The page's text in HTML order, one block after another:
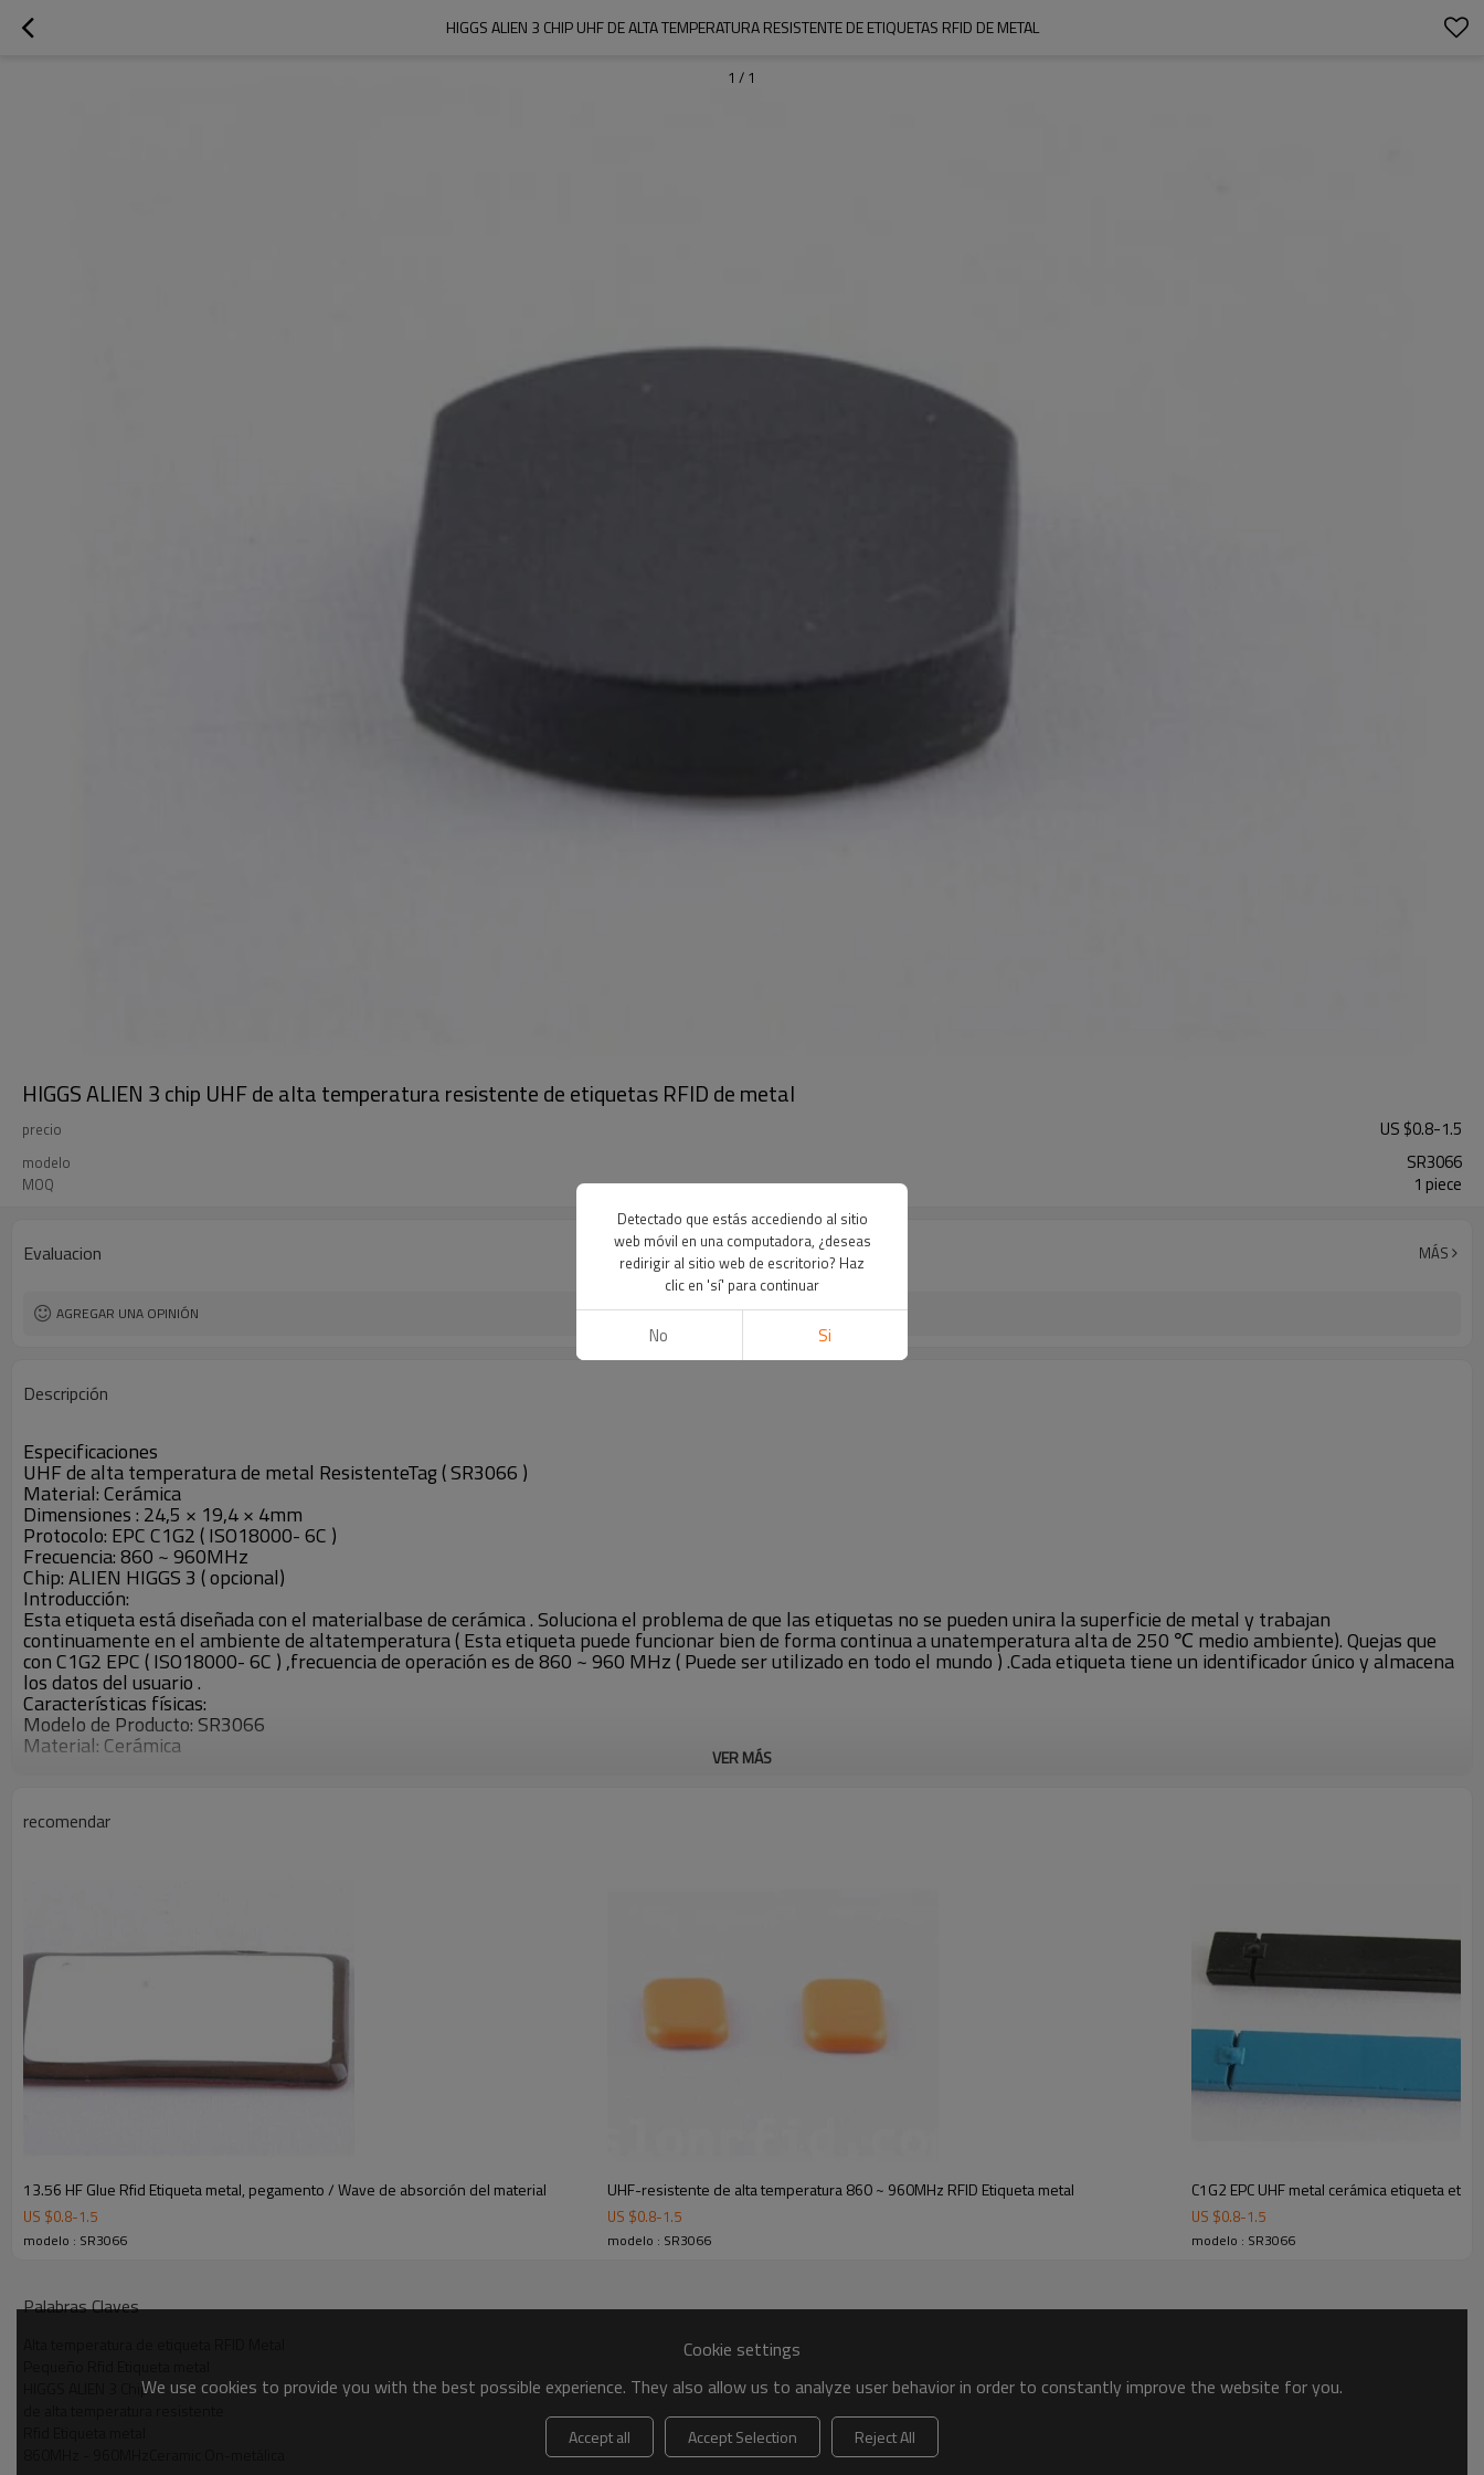
HIGGS ALIEN 3 CHIP UHF DE ALTA TEMPERATURA RESISTENTE DE ETIQUETAS RFID DE METAL
1 / 1
HIGGS ALIEN 3 chip UHF de alta temperatura resistente de etiquetas RFID de metal
precio US $0.8-1.5
modelo SR3066
MOQ 1 piece
Evaluacion MÁS
AGREGAR UNA OPINIÓN
Descripción
Especificaciones
UHF de alta temperatura de metal ResistenteTag ( SR3066 )
Material: Cerámica
Dimensiones : 24,5 × 19,4 × 4mm
Protocolo: EPC C1G2 ( ISO18000- 6C )
Frecuencia: 860 ~ 960MHz
Chip: ALIEN HIGGS 3 ( opcional)
Introducción:
Esta etiqueta está diseñada con el materialbase de cerámica . Soluciona el problema de que las etiquetas no se pueden unira la superficie de metal y trabajan
continuamente en el ambiente de altatemperatura ( Esta etiqueta puede funcionar bien de forma continua a unatemperatura alta de 250 ℃ medio ambiente). Quejas que
con C1G2 EPC ( ISO18000- 6C ) ,frecuencia de operación es de 860 ~ 960 MHz ( Puede ser utilizado en todo el mundo ) .Cada etiqueta tiene un identificador único y almacena
los datos del usuario .
Características físicas:
Modelo de Producto: SR3066
Material: Cerámica
Color: Negro ( opcional)
Temperatura de trabajo: -40 ℃ ~ 300 ℃
Memoria del usuario: 512 bits
Rango de lectura : Lector estacionario: másde 2 m ( 30 dBm )
Lectorde mano : Más de 1 m ( 28dBm )
Otras características:
Ambiental : Cumple RoHS
Almacenamiento de datos : > 10 años
Re -escritura : 100.000 veces
VER MÁS
recomendar
13.56 HF Glue Rfid Etiqueta metal, pegamento / Wave de absorción del material
US $0.8-1.5
modelo : SR3066
UHF-resistente de alta temperatura 860 ~ 960MHz RFID Etiqueta metal
US $0.8-1.5
modelo : SR3066
C1G2 EPC UHF metal cerámica etiqueta
US $0.8-1.5
modelo : SR3066
Palabras Claves
HIGGS ALIEN 3 Chip
Cookie settings
We use cookies to provide you with the best possible experience. They also allow us to analyze user behavior in order to constantly improve the website for you.
Accept all Accept Selection
Reject All
Detectado que estás accediendo al sitio
web móvil en una computadora, ¿deseas
redirigir al sitio web de escritorio? Haz
clic en 'sí' para continuar
No Si